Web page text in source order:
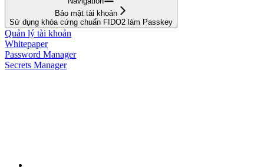
Bảo mật tài khoản
Sử dụng khóa cứng chuẩn FIDO2 làm Passkey
Quản lý tài khoản
Whitepaper
Password Manager
Secrets Manager